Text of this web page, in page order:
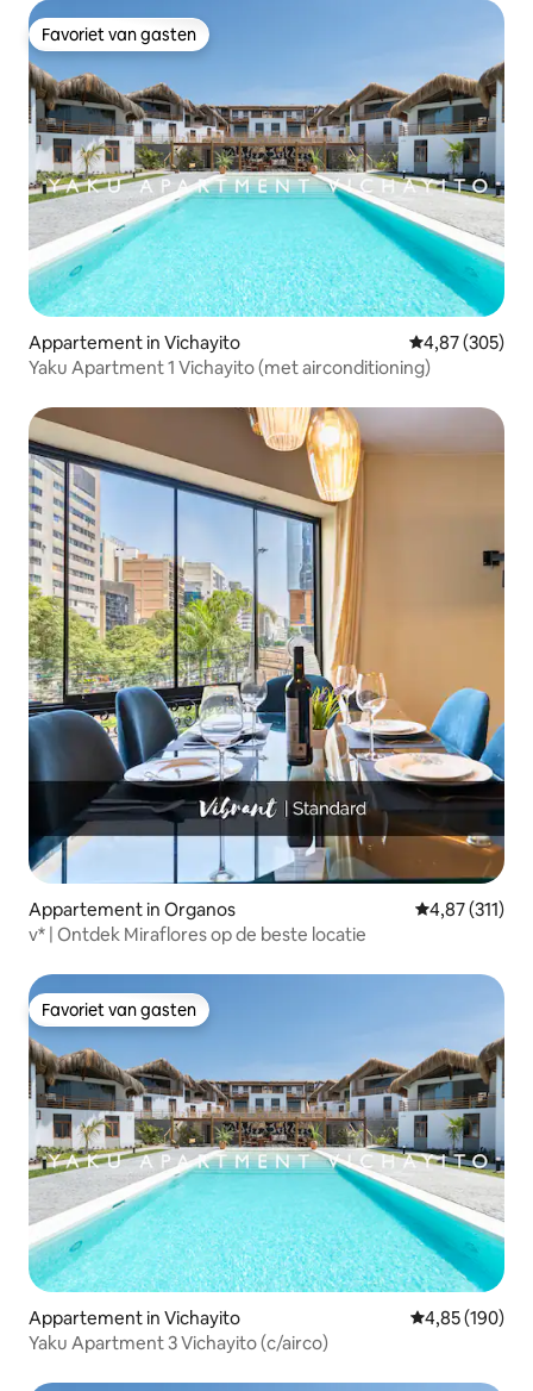
Favoriet van gasten
Favoriet van gasten
Appartement in Vichayito Gemiddelde
4,87 (305)
Yaku Apartment 1 Vichayito (met airconditioning)
Appartement in Organos Gemiddelde
4,87 (311)
v* | Ontdek Miraflores op de beste locatie
Favoriet van gasten
Favoriet van gasten
Appartement in Vichayito Gemiddelde
4,85 (190)
Yaku Apartment 3 Vichayito (c/airco)